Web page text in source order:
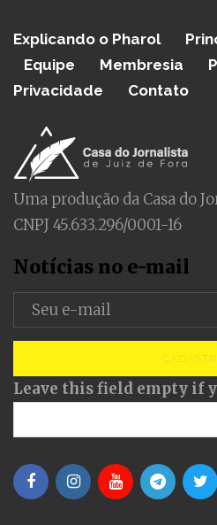
Explicando o Pharol
Equipe
Membresia
Privacidade
Contato
Uma produção da Casa do
CNPJ 45.633.296/0001-16
Notícias no e-mail
Leave this field empty if